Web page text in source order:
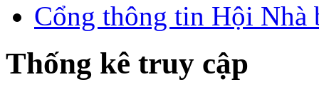
Cổng thông tin Hội Nhà
Thống kê truy cập